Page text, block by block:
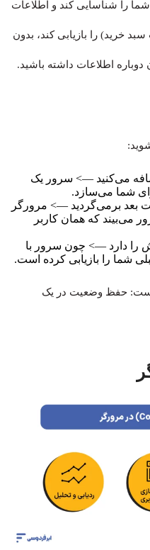
را شناسایی کند و اطلاعات
خرید) را بازیابی کند، بدون
دوباره اطلاعات داشته باشید.
می‌کنید —> سرور یک
شما می‌سازد.
بعد برمی‌گردید —> مرورگر
می‌بیند که همان کاربر
را دارد —> چون سرور با
شما را بازیابی کرده است.
حفظ وضعیت در یک